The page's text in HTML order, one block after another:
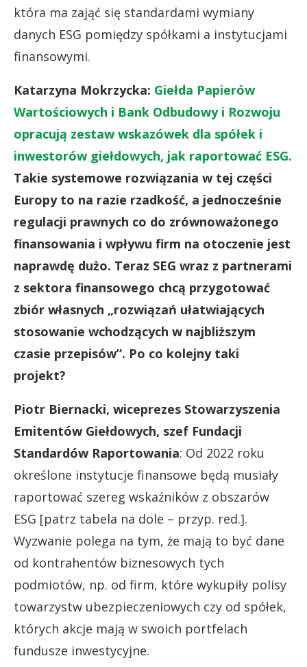
która ma zająć się standardami wymiany
danych ESG pomiędzy spółkami a instytucjami
finansowymi.
Katarzyna Mokrzycka: Giełda Papierów
Wartościowych i Bank Odbudowy i Rozwoju
opracują zestaw wskazówek dla spółek i
inwestorów giełdowych, jak raportować ESG.
Takie systemowe rozwiązania w tej części
Europy to na razie rzadkość, a jednocześnie
regulacji prawnych co do zrównoważonego
finansowania i wpływu firm na otoczenie jest
naprawdę dużo. Teraz SEG wraz z partnerami
z sektora finansowego chcą przygotować
zbiór własnych „rozwiązań ułatwiających
stosowanie wchodzących w najbliższym
czasie przepisów”. Po co kolejny taki
projekt?
Piotr Biernacki, wiceprezes Stowarzyszenia
Emitentów Giełdowych, szef Fundacji
Standardów Raportowania: Od 2022 roku
określone instytucje finansowe będą musiały
raportować szereg wskaźników z obszarów
ESG [patrz tabela na dole – przyp. red.].
Wyzwanie polega na tym, że mają to być dane
od kontrahentów biznesowych tych
podmiotów, np. od firm, które wykupiły polisy
towarzystw ubezpieczeniowych czy od spółek,
których akcje mają w swoich portfelach
fundusze inwestycyjne.